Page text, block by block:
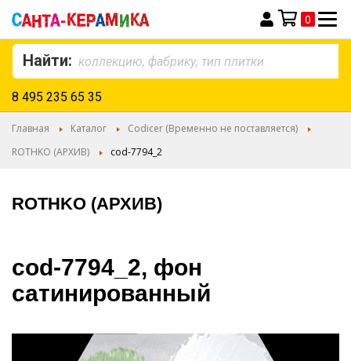
Моя корзина
0
Найти:
8 495 235 65 35
Главная Каталог
Codicer (Временно не поставляется)
ROTHKO (АРХИВ)
cod-7794_2
ROTHKO (АРХИВ)
cod-7794_2, фон
сатинированный